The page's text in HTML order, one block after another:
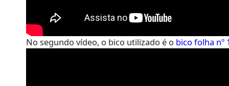
No segundo vídeo, o bico utilizado é o bico folha nº